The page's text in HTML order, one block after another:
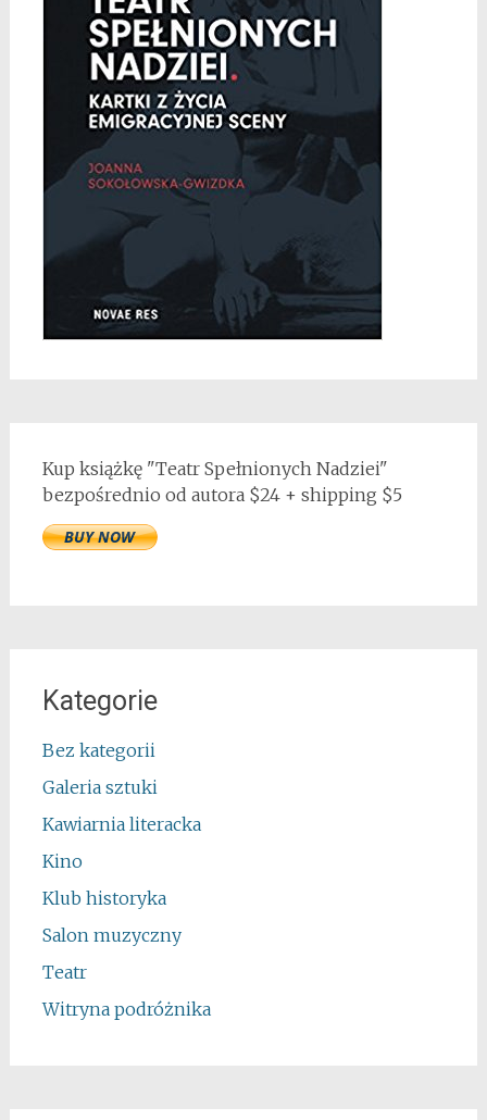
Kup książkę "Teatr Spełnionych Nadziei"
bezpośrednio od autora $24 + shipping $5
Kategorie
Bez kategorii
Galeria sztuki
Kawiarnia literacka
Kino
Klub historyka
Salon muzyczny
Teatr
Witryna podróżnika